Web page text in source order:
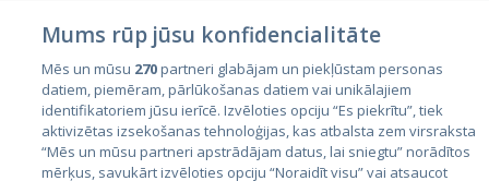
Valstis
Igaunija
Mums rūp jūsu konfidencialitāte
Mēs un mūsu 270partneri glabājam un piekļūstam personas
datiem, piemēram, pārlūkošanas datiem vai unikālajiem
identifikatoriem jūsu ierīcē. Izvēloties opciju “Es piekrītu”, tiek
aktivizētas izsekošanas tehnoloģijas, kas atbalsta zem virsraksta
“Mēs un mūsu partneri apstrādājam datus, lai sniegtu” norādītos
mērķus, savukārt izvēloties opciju “Noraidīt visu” vai atsaucot